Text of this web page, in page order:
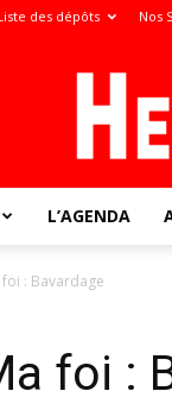
des dépôts Nos
L’AGENDA
: Bavardage
foi :